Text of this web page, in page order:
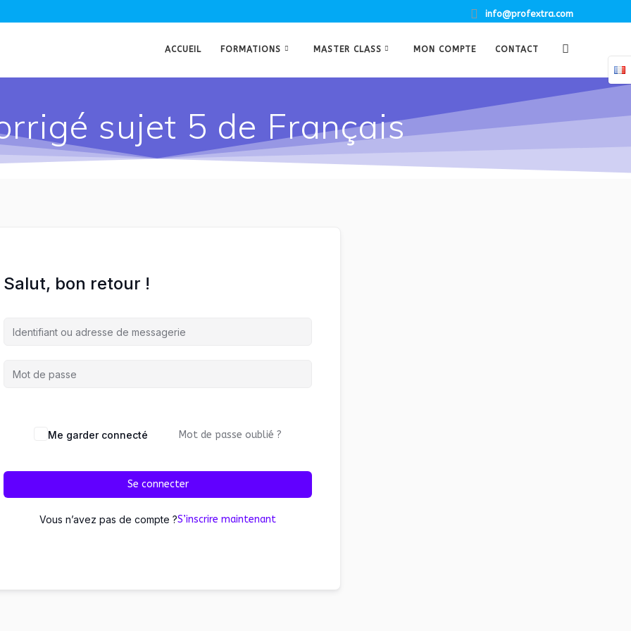
info@profextra.com
ACCUEIL FORMATIONS MASTER CLASS MON COMPTE CONTACT
sujet 5 de Français
Salut, bon retour !
Me garder connecté Mot de passe oublié ?
Se connecter
Vous n’avez pas de compte ?S’inscrire maintenant